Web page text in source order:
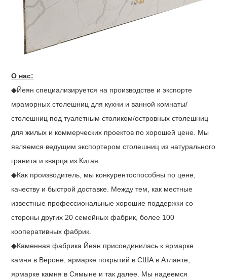
О нас:
◆Йеян специализируется на производстве и экспорте
мраморных столешниц для кухни и ванной комнаты/
столешниц под туалетным столиком/островных столешниц
для жилых и коммерческих проектов по хорошей цене. Мы
являемся ведущим экспортером столешниц из натурального
гранита и кварца из Китая.
◆Как производитель, мы конкурентоспособны по цене,
качеству и быстрой доставке. Между тем, как местные
известные профессиональные хорошие поддержки со
стороны других 20 семейных фабрик, более 100
кооперативных фабрик.
◆Каменная фабрика Йеян присоединилась к ярмарке
камня в Вероне, ярмарке покрытий в США в Атланте,
ярмарке камня в Сямыне и так далее. Мы надеемся